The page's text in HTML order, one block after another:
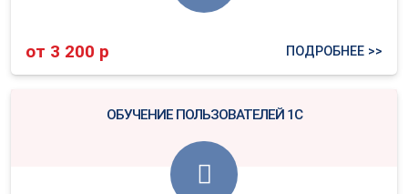
от 3 200 р ПОДРОБНЕЕ >>
ОБУЧЕНИЕ ПОЛЬЗОВАТЕЛЕЙ 1С